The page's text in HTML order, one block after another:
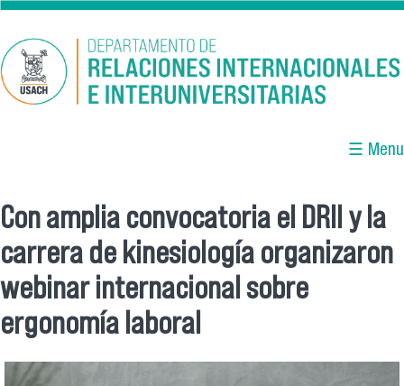
Pasar al contenido principal
☰ Menu
Se encuentra usted aquí
Con amplia convocatoria el DRII y la
carrera de kinesiología organizaron
webinar internacional sobre
ergonomía laboral